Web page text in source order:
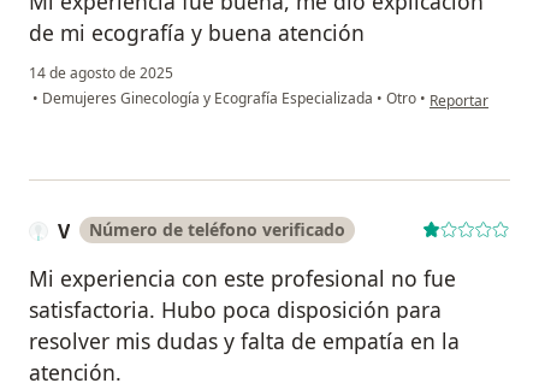
de mi ecografía y buena atención
14 de agosto de 2025
• Demujeres Ginecología y Ecografía Especializada • Otro • en opinión del
Reportar
V Número de teléfono verificado
Mi experiencia con este profesional no fue
satisfactoria. Hubo poca disposición para
resolver mis dudas y falta de empatía en la
atención.